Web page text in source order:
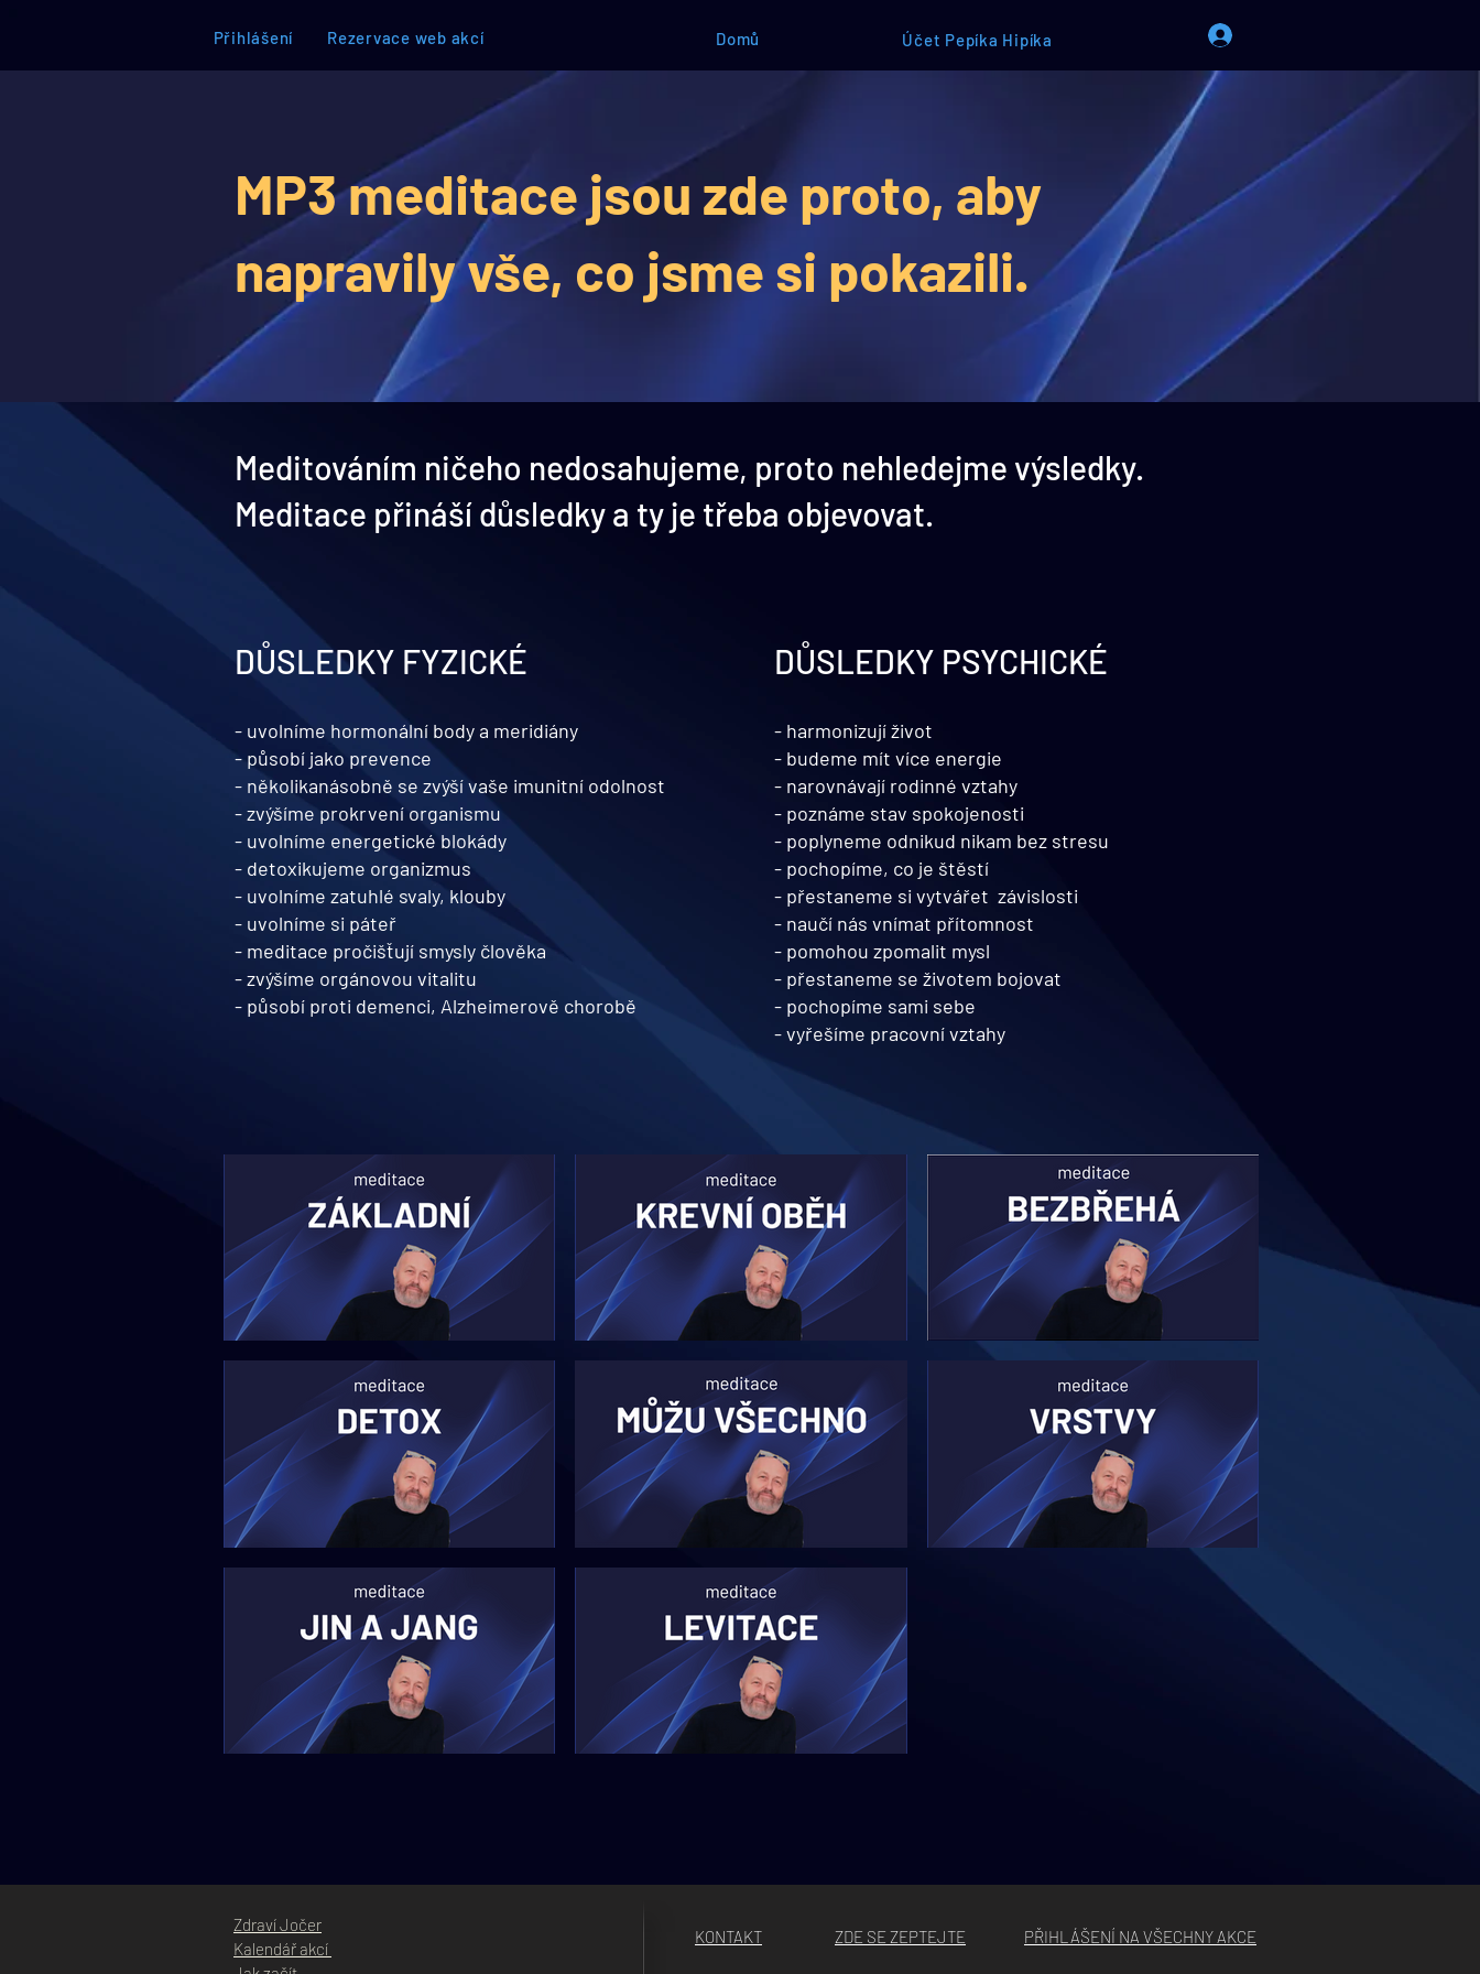
Přihlášení Rezervace web akcí Domů Účet Pepíka Hipíka
MP3 meditace jsou zde proto, aby
napravily vše, co jsme si pokazili.
​Meditováním ničeho nedosahujeme, proto nehledejme výsledky.
Meditace přináší důsledky a ty je třeba objevovat.
DŮSLEDKY FYZICKÉ
- uvolníme hormonální body a meridiány
- působí jako prevence
- několikanásobně se zvýší vaše imunitní odolnost
- zvýšíme prokrvení organismu
- uvolníme energetické blokády
- detoxikujeme organizmus
- uvolníme zatuhlé svaly, klouby
- uvolníme si páteř
- meditace pročišťují smysly člověka
- zvýšíme orgánovou vitalitu
- působí proti demenci, Alzheimerově chorobě
DŮSLEDKY PSYCHICKÉ
- harmonizují život
- budeme mít více energie
- narovnávají rodinné vztahy
- poznáme stav spokojenosti
- poplyneme odnikud nikam bez stresu
- pochopíme, co je štěstí
- přestaneme si vytvářet závislosti
- naučí nás vnímat přítomnost
- pomohou zpomalit mysl
- přestaneme se životem bojovat
- pochopíme sami sebe
- vyřešíme pracovní vztahy
O HORMONÁLNÍCH BODECH A AUTOMATICKÉM
OKRUHU
O KRUZÍCH BEZBŘEHOSTI, KTERÉ NÁS OMEZUJÍ
O PROČIŠTĚNÍ TĚLA SPONTÁNNOST A ZDRAVÍ O TŘECH ZÁKLADNÍCH VRSTVÁCH TĚLA
Zdraví Jočer
Kalendář akcí
KONTAKT ZDE SE ZEPTEJTE PŘIHLÁŠENÍ NA VŠECHNY AKCE